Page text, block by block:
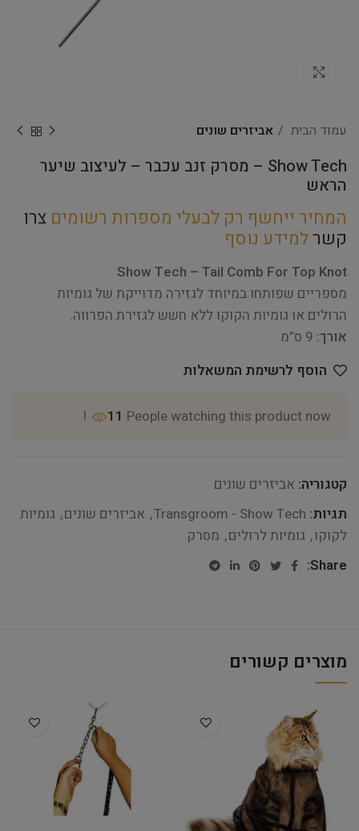
עמוד הבית אביזרים שונים
Show Tech – מסרק זנב עכבר – לעיצוב שיער
הראש
המחיר ייחשף רק לבעלי מספרות רשומים צרו
קשרלמידע נוסף
Show Tech – Tail Comb For Top Knot
מספריים שפותחו במיוחד לגזירה מדוייקת של גומיות
הרולים או גומיות הקוקו ללא חשש לגזירת הפרווה.
אורך:
הוסף לרשימת המשאלות
11 People watching this product now!
קטגוריה: אביזרים שונים
תגיות: Transgroom - Show Tech
, אביזרים שונים, גומיות
לקוקו, גומיות לרולים, מסרק
Share:
מוצרים קשורים